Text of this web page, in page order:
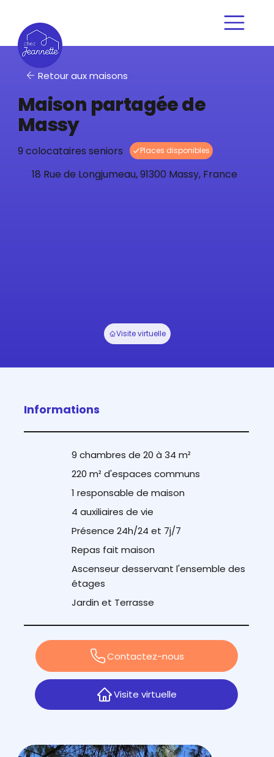
Retour aux maisons
Maison partagée de
Massy
9 colocataires seniors
18 Rue de Longjumeau, 91300 Massy, France
Visite virtuelle
9 chambres de 20 à 34 m²
220 m² d'espaces communs
1 responsable de maison
4 auxiliaires de vie
Présence 24h/24 et 7j/7
Repas fait maison
Ascenseur desservant l'ensemble des
étages
Jardin et Terrasse
Informations
Contactez-nous
Visite virtuelle